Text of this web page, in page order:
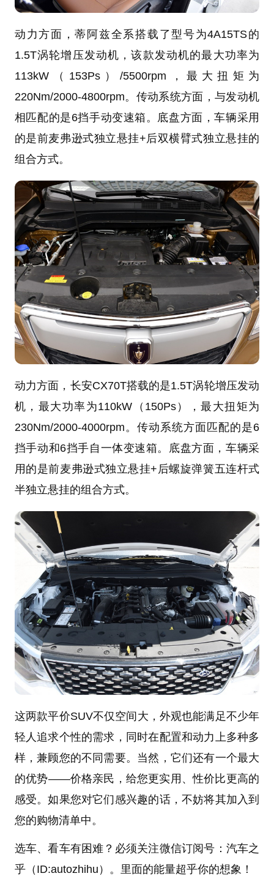
动力方面，蒂阿兹全系搭载了型号为4A15TS的
1.5T涡轮增压发动机 ，该款发动机的最大功率为
113kW（153Ps）/5500rpm， 最大扭矩 为
220Nm/2000-4800rpm。传动系统方面，与发动机
相匹配的是6挡手动变速箱。底盘方面，车辆采用
的是前麦弗逊式独立悬挂+后双横臂式独立悬挂的
组合方式。
动力方面，长安CX70T搭载的是1.5T涡轮增压发动
机 ， 最大功率为110kW（150Ps），最大扭矩为
230Nm/2000-4000rpm。传动系统方面匹配的是6
挡手动和6挡手自一体变速箱。底盘方面，车辆采
用的是前麦弗逊式独立悬挂+后螺旋弹簧五连杆式
半独立悬挂的组合方式。
这两款平价SUV不仅空间大，外观也能满足不少年
轻人追求个性的需求，同时在配置和动力上多种多
样，兼顾您的不同需要。当然，它们还有一个最大
的优势——价格亲民，给您更实用、性价比更高的
感受。如果您对它们感兴趣的话，不妨将其加入到
您的购物清单中。
选车、看车有困难？必须关注微信订阅号：汽车之
乎（ID:autozhihu）。里面的能量超乎你的想象！